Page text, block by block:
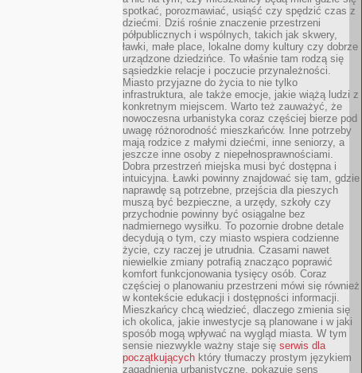
spotkać, porozmawiać, usiąść czy spędzić czas z
dziećmi. Dziś rośnie znaczenie przestrzeni
półpublicznych i wspólnych, takich jak skwery,
ławki, małe place, lokalne domy kultury czy dobrze
urządzone dziedzińce. To właśnie tam rodzą się
sąsiedzkie relacje i poczucie przynależności.
Miasto przyjazne do życia to nie tylko
infrastruktura, ale także emocje, jakie wiążą ludzi z
konkretnym miejscem. Warto też zauważyć, że
nowoczesna urbanistyka coraz częściej bierze pod
uwagę różnorodność mieszkańców. Inne potrzeby
mają rodzice z małymi dziećmi, inne seniorzy, a
jeszcze inne osoby z niepełnosprawnościami.
Dobra przestrzeń miejska musi być dostępna i
intuicyjna. Ławki powinny znajdować się tam, gdzie
naprawdę są potrzebne, przejścia dla pieszych
muszą być bezpieczne, a urzędy, szkoły czy
przychodnie powinny być osiągalne bez
nadmiernego wysiłku. To pozornie drobne detale
decydują o tym, czy miasto wspiera codzienne
życie, czy raczej je utrudnia. Czasami nawet
niewielkie zmiany potrafią znacząco poprawić
komfort funkcjonowania tysięcy osób. Coraz
częściej o planowaniu przestrzeni mówi się również
w kontekście edukacji i dostępności informacji.
Mieszkańcy chcą wiedzieć, dlaczego zmienia się
ich okolica, jakie inwestycje są planowane i w jaki
sposób mogą wpływać na wygląd miasta. W tym
sensie niezwykle ważny staje się serwis dla
początkujących który tłumaczy prostym językiem
zagadnienia urbanistyczne, pokazuje sens